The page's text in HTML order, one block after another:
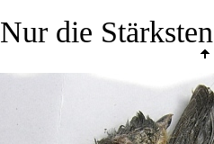
Nur die